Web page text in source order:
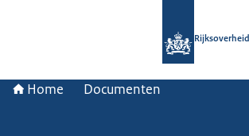
Rijksoverheid
Home Documenten